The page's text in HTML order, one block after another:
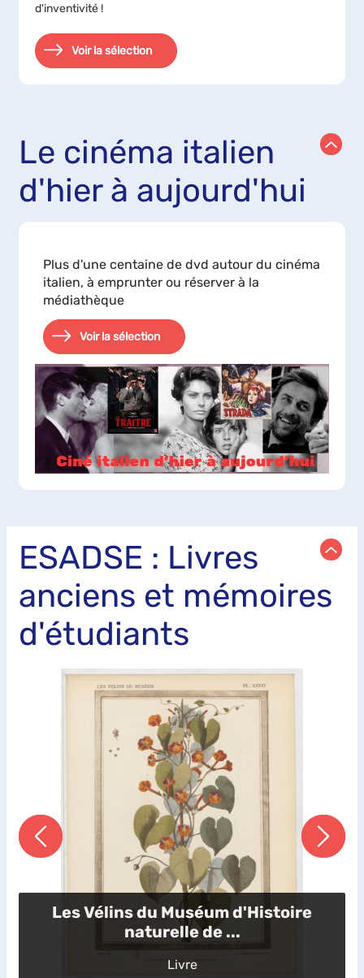
d'inventivité !
Voir la sélection
Le cinéma italien
d'hier à aujourd'hui
Plus d'une centaine de dvd autour du cinéma
italien, à emprunter ou réserver à la
médiathèque
Voir la sélection
ESADSE : Livres
anciens et mémoires
d'étudiants
Les Vélins du Muséum d'Histoire
naturelle de ...
Livre